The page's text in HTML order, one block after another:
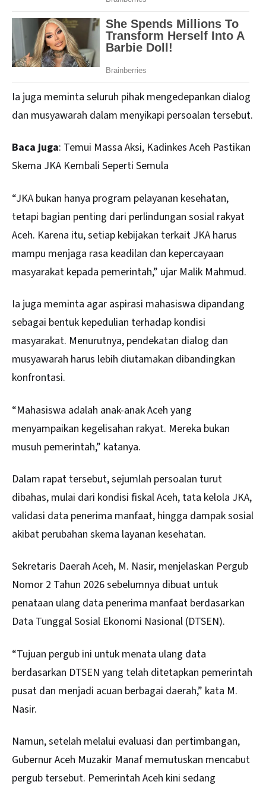
Ia juga meminta seluruh pihak mengedepankan dialog
dan musyawarah dalam menyikapi persoalan tersebut.
Baca juga: Temui Massa Aksi, Kadinkes Aceh Pastikan
Skema JKA Kembali Seperti Semula
“JKA bukan hanya program pelayanan kesehatan,
tetapi bagian penting dari perlindungan sosial rakyat
Aceh. Karena itu, setiap kebijakan terkait JKA harus
mampu menjaga rasa keadilan dan kepercayaan
masyarakat kepada pemerintah,” ujar Malik Mahmud.
Ia juga meminta agar aspirasi mahasiswa dipandang
sebagai bentuk kepedulian terhadap kondisi
masyarakat. Menurutnya, pendekatan dialog dan
musyawarah harus lebih diutamakan dibandingkan
konfrontasi.
“Mahasiswa adalah anak-anak Aceh yang
menyampaikan kegelisahan rakyat. Mereka bukan
musuh pemerintah,” katanya.
Dalam rapat tersebut, sejumlah persoalan turut
dibahas, mulai dari kondisi fiskal Aceh, tata kelola JKA,
validasi data penerima manfaat, hingga dampak sosial
akibat perubahan skema layanan kesehatan.
Sekretaris Daerah Aceh, M. Nasir, menjelaskan Pergub
Nomor 2 Tahun 2026 sebelumnya dibuat untuk
penataan ulang data penerima manfaat berdasarkan
Data Tunggal Sosial Ekonomi Nasional (DTSEN).
“Tujuan pergub ini untuk menata ulang data
berdasarkan DTSEN yang telah ditetapkan pemerintah
pusat dan menjadi acuan berbagai daerah,” kata M.
Nasir.
Namun, setelah melalui evaluasi dan pertimbangan,
Gubernur Aceh Muzakir Manaf memutuskan mencabut
pergub tersebut. Pemerintah Aceh kini sedang